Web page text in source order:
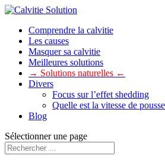
Comprendre la calvitie
Les causes
Masquer sa calvitie
Meilleures solutions
→ Solutions naturelles ←
Divers
Focus sur l’effet shedding
Quelle est la vitesse de
Blog
Sélectionner une page